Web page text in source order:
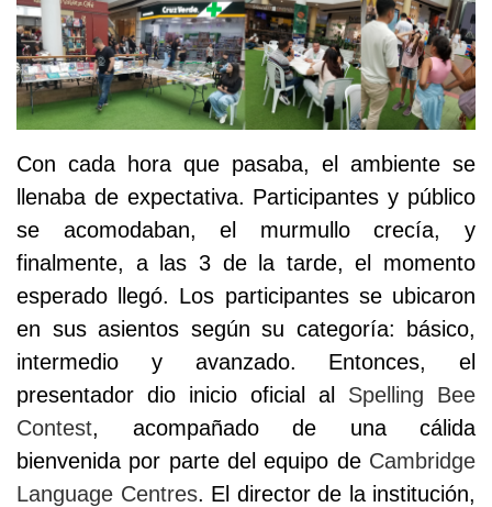
Con cada hora que pasaba, el ambiente se
llenaba de expectativa. Participantes y público
se acomodaban, el murmullo crecía, y
finalmente, a las 3 de la tarde, el momento
esperado llegó. Los participantes se ubicaron
en sus asientos según su categoría: básico,
intermedio y avanzado. Entonces, el
presentador dio inicio oficial al Spelling Bee
Contest, acompañado de una cálida
bienvenida por parte del equipo de Cambridge
Language Centres. El director de la institución,